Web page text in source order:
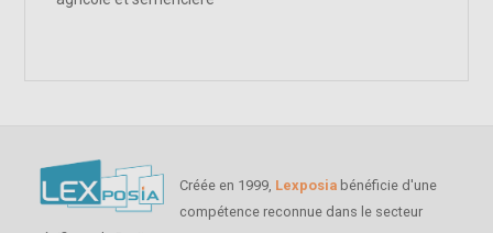
Créée en 1999, Lexposiabénéficie d'une
compétence reconnue dans le secteur